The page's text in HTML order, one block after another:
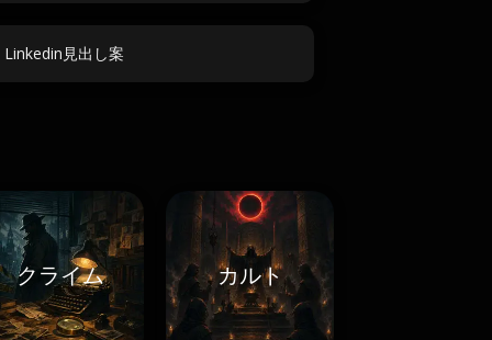
Linkedin見出し案
クライム カルト